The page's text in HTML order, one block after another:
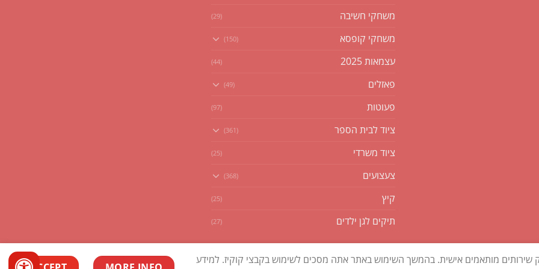
משחקי חשיבה (29)
משחקי קופסא (150)
עצמאות 2025 (44)
פאזלים (49)
פעוטות (97)
ציוד לבית הספר (361)
ציוד משרדי (25)
צעצועים (368)
קיץ (25)
תיקים לגן ילדים (27)
שירותים מותאמים אישית. בהמשך השימוש באתר אתה מסכים לשימוש בקבצי קוקיז. למידע